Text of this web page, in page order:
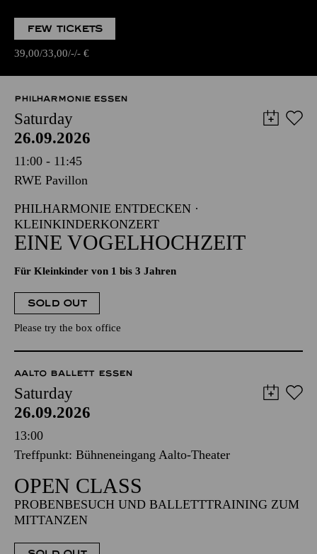
FEW TICKETS
39,00 33,00 - - €
PHILHARMONIE ESSEN
Saturday
26.09.2026
11:00 - 11:45
RWE Pavillon
PHILHARMONIE ENTDECKEN ·
KLEINKINDERKONZERT
EINE VOGELHOCHZEIT
Für Kleinkinder von 1 bis 3 Jahren
SOLD OUT
Please try the box office
AALTO BALLETT ESSEN
Saturday
26.09.2026
13:00
Treffpunkt: Bühneneingang Aalto-Theater
OPEN CLASS
PROBENBESUCH UND BALLETTTRAINING ZUM
MITTANZEN